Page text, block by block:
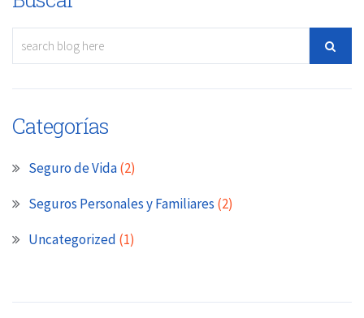
Categorías
Seguro de Vida(2)
Seguros Personales y Familiares (2)
Uncategorized (1)